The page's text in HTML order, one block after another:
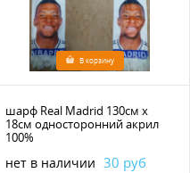
В корзину
шарф Real Madrid 130см х
18см односторонний акрил
100%
нет в наличии 30 руб